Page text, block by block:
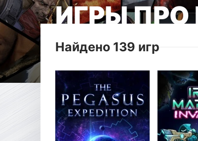
ИГРЫ
Найдено 139 игр